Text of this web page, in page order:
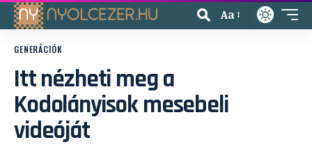
Aa
GENERÁCIÓK
Itt nézheti meg a
Kodolányisok mesebeli
videóját